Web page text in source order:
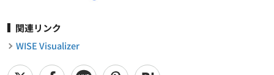
関連リンク
WISE Visualizer